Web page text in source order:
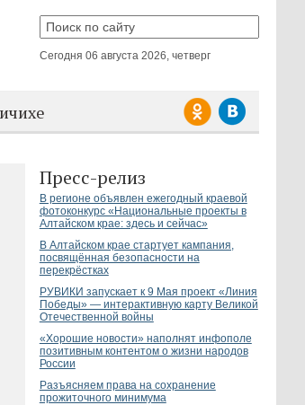
Сегодня 06 августа 2026, четверг
Пресс-релиз
В регионе объявлен ежегодный краевой
фотоконкурс «Национальные проекты в
Алтайском крае: здесь и сейчас»
В Алтайском крае стартует кампания,
посвящённая безопасности на
перекрёстках
РУВИКИ запускает к 9 Мая проект «Линия
Победы» — интерактивную карту Великой
Отечественной войны
«Хорошие новости» наполнят инфополе
позитивным контентом о жизни народов
России
Разъясняем права на сохранение
прожиточного минимума